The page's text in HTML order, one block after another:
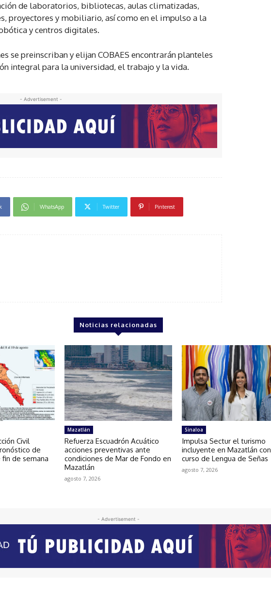
de laboratorios, bibliotecas, aulas climatizadas,
proyectores y mobiliario, así como en el impulso a la
y centros digitales.
se preinscriban y elijan COBAES encontrarán planteles
integral para la universidad, el trabajo y la vida.
- Advertisement -
WhatsApp Twitter Pinterest
Noticias relacionadas
Civil
de
de semana
Mazatlán
Refuerza Escuadrón Acuático
acciones preventivas ante
condiciones de Mar de Fondo en
Mazatlán
agosto 7, 2026
Sinaloa
Impulsa Sectur el turismo
incluyente en Mazatlán con
curso de Lengua de Señas
agosto 7, 2026
- Advertisement -